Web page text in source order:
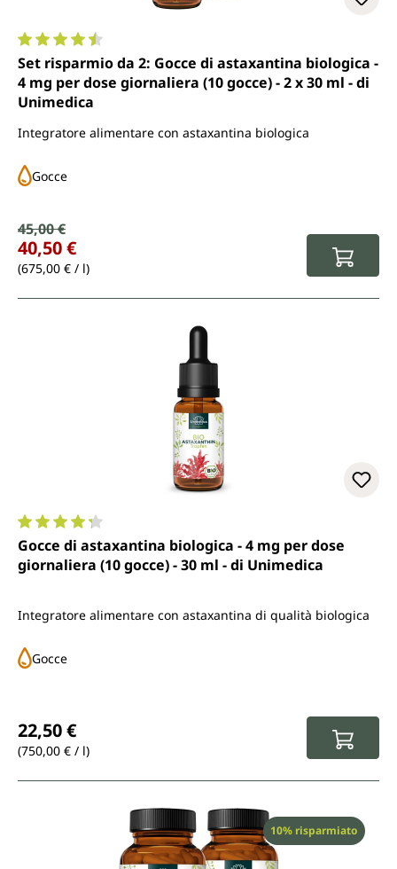
Valutazione media di 4.6 su 5 stelle
Set risparmio da 2: Gocce di astaxantina biologica -
4 mg per dose giornaliera (10 gocce) - 2 x 30 ml - di
Unimedica
Integratore alimentare con astaxantina biologica
Gocce
Prezzo di vendita:
Prezzo normale:
45,00 €
40,50 €
(675,00 € / l)
Valutazione media di 4.2 su 5 stelle
Gocce di astaxantina biologica - 4 mg per dose
giornaliera (10 gocce) - 30 ml - di Unimedica
Integratore alimentare con astaxantina di qualità biologica
Gocce
22,50 €
(750,00 € / l)
Sconto
10% risparmiato